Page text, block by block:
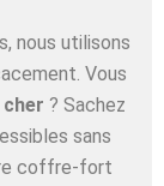
nous utilisons
Vous
? Sachez
sans
coffre-fort